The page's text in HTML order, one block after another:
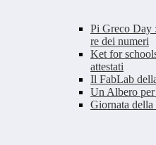
Pi Greco Day
re dei numeri
Ket for
attestati
Il FabLab
Un Albero
Giornata della